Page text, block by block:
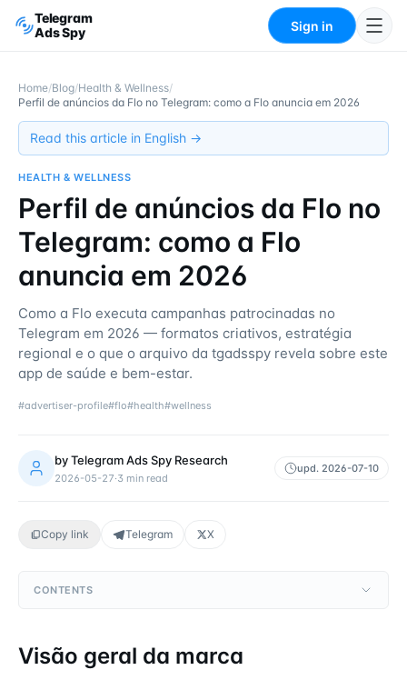
Telegram
Ads Spy
Sign in
Home/Blog/Health & Wellness/
Perfil de anúncios da Flo no Telegram: como a Flo anuncia em 2026
Read this article in English →
HEALTH & WELLNESS
Perfil de anúncios da Flo no
Telegram: como a Flo
anuncia em 2026
Como a Flo executa campanhas patrocinadas no
Telegram em 2026 — formatos criativos, estratégia
regional e o que o arquivo da tgadsspy revela sobre este
app de saúde e bem-estar.
#advertiser-profile#flo#health#wellness
byTelegram Ads Spy Research
2026-05-27·3 min read
upd. 2026-07-10
Copy link Telegram X
CONTENTS
Visão geral da marca